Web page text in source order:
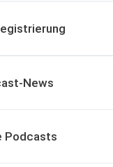
News
Podcasts